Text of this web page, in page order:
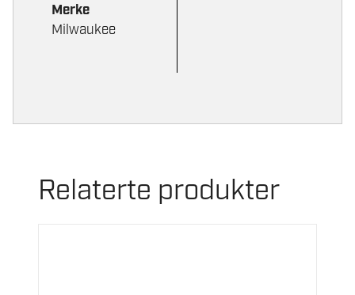
Merke
Milwaukee
Relaterte produkter